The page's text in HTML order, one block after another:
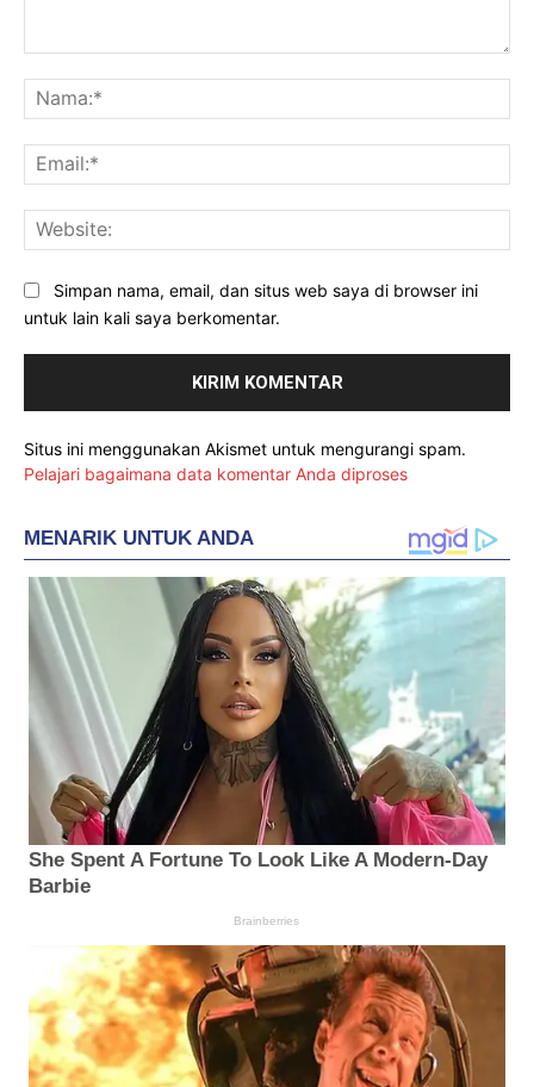
Simpan nama, email, dan situs web saya di browser ini
untuk lain kali saya berkomentar.
Situs ini menggunakan Akismet untuk mengurangi spam.
Pelajari bagaimana data komentar Anda diproses